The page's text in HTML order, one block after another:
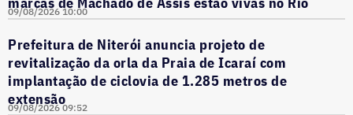
09/08/2026 10:00
Prefeitura de Niterói anuncia projeto de
revitalização da orla da Praia de Icaraí com
implantação de ciclovia de 1.285 metros de
extensão
09/08/2026 09:52